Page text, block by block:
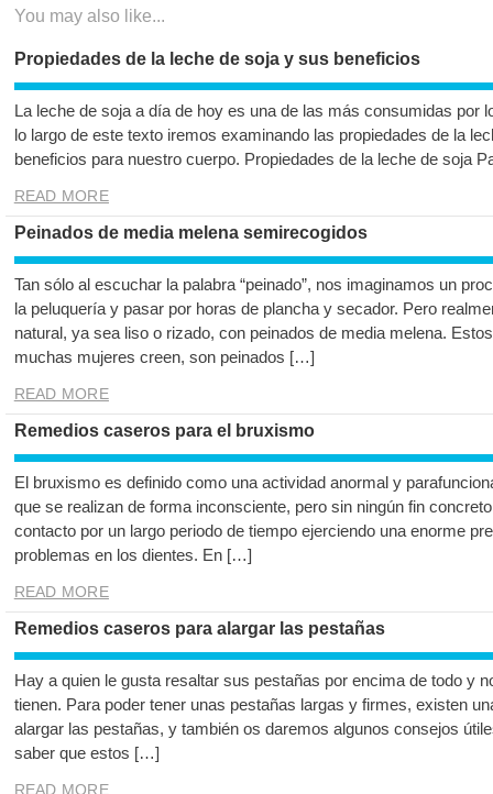
You may also like...
Propiedades de la leche de soja y sus beneficios
La leche de soja a día de hoy es una de las más consumidas por
lo largo de este texto iremos examinando las propiedades de la
beneficios para nuestro cuerpo. Propiedades de la leche de soja
READ MORE
Peinados de media melena semirecogidos
Tan sólo al escuchar la palabra “peinado”, nos imaginamos un
la peluquería y pasar por horas de plancha y secador. Pero
natural, ya sea liso o rizado, con peinados de media melena.
muchas mujeres creen, son peinados […]
READ MORE
Remedios caseros para el bruxismo
El bruxismo es definido como una actividad anormal y
que se realizan de forma inconsciente, pero sin ningún fin
contacto por un largo periodo de tiempo ejerciendo una enorme
problemas en los dientes. En […]
READ MORE
Remedios caseros para alargar las pestañas
Hay a quien le gusta resaltar sus pestañas por encima de todo y
tienen. Para poder tener unas pestañas largas y firmes, existen
alargar las pestañas, y también os daremos algunos consejos
saber que estos […]
READ MORE